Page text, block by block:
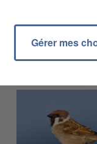
Gérer mes